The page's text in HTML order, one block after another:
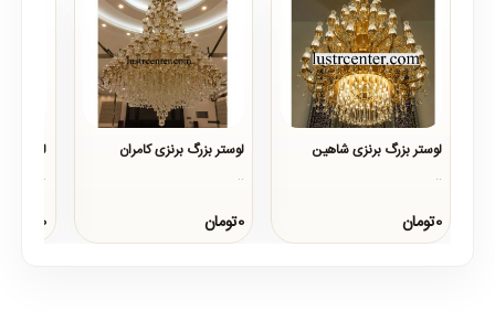
لوستر بزرگ برنزی شاهین
..
0تومان
لوستر بزرگ برنزی کامران
..
0تومان
لوستر
..
0تومان